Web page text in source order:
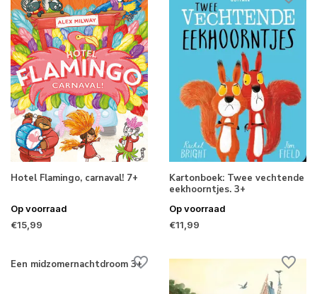
Hotel Flamingo, carnaval! 7+
Op voorraad
€15,99
Kartonboek: Twee vechtende
eekhoorntjes. 3+
Op voorraad
€11,99
Een midzomernachtdroom 3+